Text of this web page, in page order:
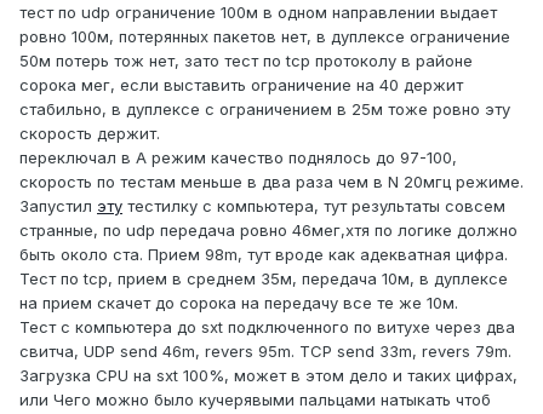
тест по udp ограничение 100м в одном направлении выдает
ровно 100м, потерянных пакетов нет, в дуплексе ограничение
50м потерь тож нет, зато тест по tcp протоколу в районе
сорока мег, если выставить ограничение на 40 держит
стабильно, в дуплексе с ограничением в 25м тоже ровно эту
скорость держит.
переключал в А режим качество поднялось до 97-100,
скорость по тестам меньше в два раза чем в N 20мгц режиме.
Запустил эту тестилку с компьютера, тут результаты совсем
странные, по udp передача ровно 46мег,хтя по логике должно
быть около ста. Прием 98m, тут вроде как адекватная цифра.
Тест по tcp, прием в среднем 35м, передача 10м, в дуплексе
на прием скачет до сорока на передачу все те же 10м.
Тест с компьютера до sxt подключенного по витухе через два
свитча, UDP send 46m, revers 95m. TCP send 33m, revers 79m.
Загрузка CPU на sxt 100%, может в этом дело и таких цифрах,
или Чего можно было кучерявыми пальцами натыкать чтоб